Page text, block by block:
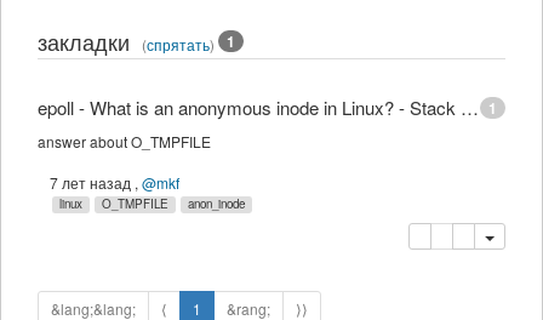
закладки (спрятать) 1
1
epoll - What is an anonymous inode in Linux? - Stack Overflow
answer about O_TMPFILE
7 лет назад , @mkf
linux O_TMPFILE anon_inode
копировать
удалить
&lang;&lang; ⟨ 1 &rang; ⟩⟩